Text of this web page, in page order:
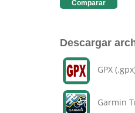
Comparar
Descargar
GPX
Garmin